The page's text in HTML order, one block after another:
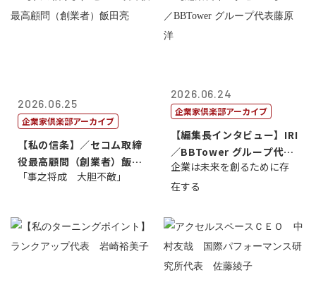
2026.06.25
企業家倶楽部アーカイブ
【私の信条】／セコム取締
役最高顧問（創業者）飯田
亮
「事之将成 大胆不敵」
2026.06.24
企業家倶楽部アーカイブ
【編集長インタビュー】IRI
／BBTower グループ代表
藤...
企業は未来を創るために存
在する